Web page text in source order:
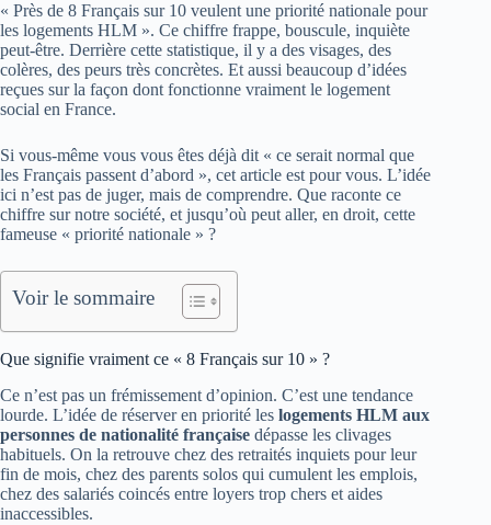
« Près de 8 Français sur 10 veulent une priorité nationale pour
les logements HLM ». Ce chiffre frappe, bouscule, inquiète
peut-être. Derrière cette statistique, il y a des visages, des
colères, des peurs très concrètes. Et aussi beaucoup d’idées
reçues sur la façon dont fonctionne vraiment le logement
social en France.
Si vous-même vous vous êtes déjà dit « ce serait normal que
les Français passent d’abord », cet article est pour vous. L’idée
ici n’est pas de juger, mais de comprendre. Que raconte ce
chiffre sur notre société, et jusqu’où peut aller, en droit, cette
fameuse « priorité nationale » ?
Voir le sommaire
Que signifie vraiment ce « 8 Français sur 10 » ?
Ce n’est pas un frémissement d’opinion. C’est une tendance
lourde. L’idée de réserver en priorité les logements HLM aux
personnes de nationalité française dépasse les clivages
habituels. On la retrouve chez des retraités inquiets pour leur
fin de mois, chez des parents solos qui cumulent les emplois,
chez des salariés coincés entre loyers trop chers et aides
inaccessibles.